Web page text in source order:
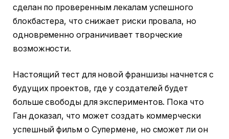
сделан по проверенным лекалам успешного
блокбастера, что снижает риски провала, но
одновременно ограничивает творческие
возможности.
Настоящий тест для новой франшизы начнется с
будущих проектов, где у создателей будет
больше свободы для экспериментов. Пока что
Ган доказал, что может создать коммерчески
успешный фильм о Супермене, но сможет ли он